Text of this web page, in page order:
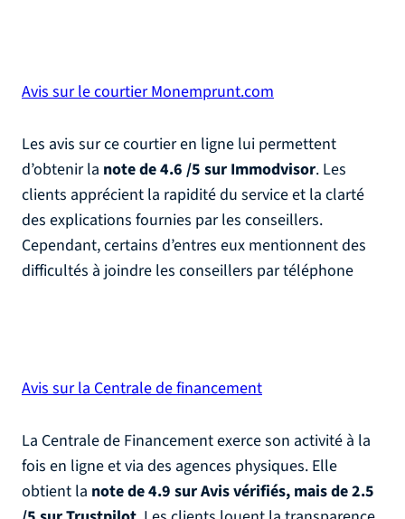
Avis sur le courtier Monemprunt.com
Les avis sur ce courtier en ligne lui permettent
d’obtenir la note de 4.6 /5 sur Immodvisor. Les
clients apprécient la rapidité du service et la clarté
des explications fournies par les conseillers.
Cependant, certains d’entres eux mentionnent des
difficultés à joindre les conseillers par téléphone​
Avis sur la Centrale de financement
La Centrale de Financement exerce son activité à la
fois en ligne et via des agences physiques. Elle
obtient la note de 4.9 sur Avis vérifiés, mais de 2.5